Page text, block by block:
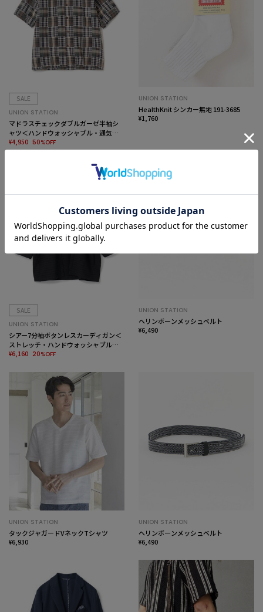
SALE
UNION STATION
マドラスチェックダブルガーゼ半袖シ
ャツ＜ハンドウォッシャブル・通気性
＞
¥4,950 50%OFF
UNION STATION
HealthKnit シンカー無地 191-3685
¥1,760
SALE
UNION STATION
シアー7分袖ボタンレスカーディガン＜
ストレッチ・ハンドウォッシャブル・
接触冷感・通気性＞
¥6,160 20%OFF
UNION STATION
ヘリンボーンメッシュベルト
¥6,490
UNION STATION
タックジャガードVネックTシャツ
¥6,930
UNION STATION
ヘリンボーンメッシュベルト
¥6,490